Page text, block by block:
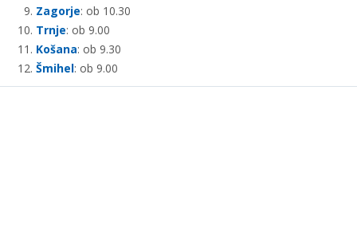
Zagorje: ob 10.30
Trnje: ob 9.00
Košana: ob 9.30
Šmihel: ob 9.00